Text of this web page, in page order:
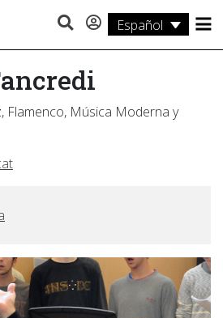
Español
Flamenco, Música Moderna y